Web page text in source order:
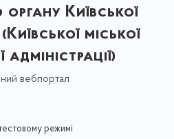
Київської
міської
вебпортал
режимі